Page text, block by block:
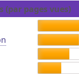
(par pages vues)